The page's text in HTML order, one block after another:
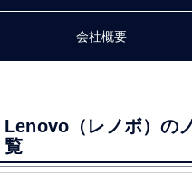
会社概要
Lenovo（レノボ）の
覧